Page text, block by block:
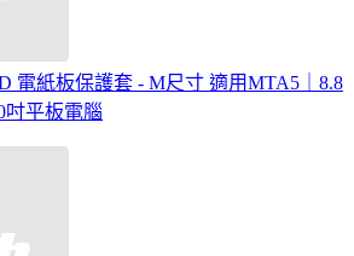
電紙板保護套 - M尺寸 適用MTA5｜8.8
吋平板電腦